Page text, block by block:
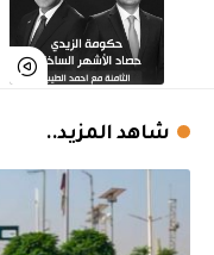
شاهد المزيد..